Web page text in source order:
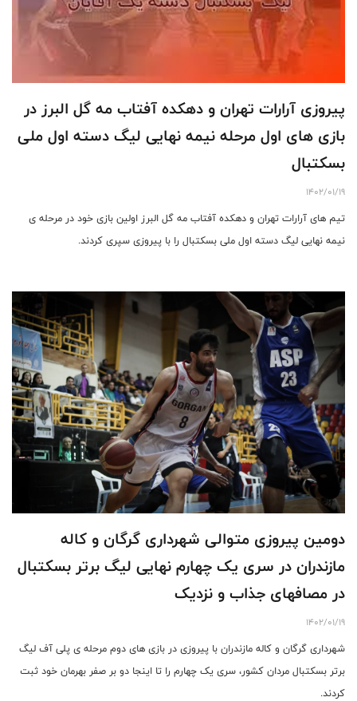
پیروزی آرارات تهران و دهکده آفتاب مه گل البرز در
بازی های اول مرحله نیمه نهایی لیگ دسته اول ملی
بسکتبال
1402/01/19
تیم های آرارات تهران و دهکده آفتاب مه گل البرز اولین بازی خود در مرحله ی
نیمه نهایی لیگ دسته اول ملی بسکتبال را با پیروزی سپری کردند.
دومین پیروزی متوالی شهرداری گرگان و کاله
مازندران در سری یک چهارم نهایی لیگ برتر بسکتبال
در مصافهای جذاب و نزدیک
1402/01/19
شهرداری گرگان و کاله مازندران با پیروزی در بازی های دوم مرحله ی پلی آف لیگ
برتر بسکتبال مردان کشور، سری یک چهارم را تا اینجا دو بر صفر بهرمان خود ثبت
کردند.